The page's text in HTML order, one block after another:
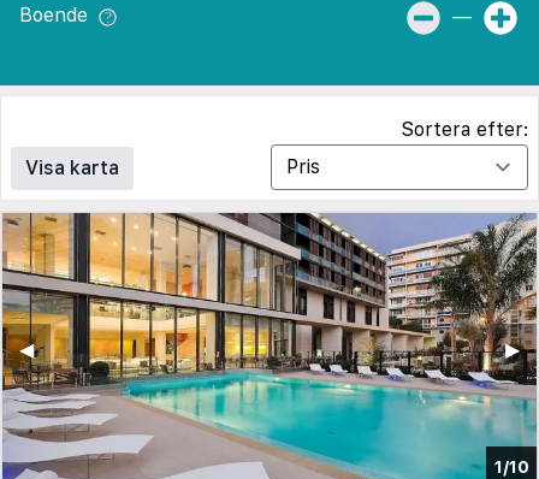
Boende —
Visa karta
Sortera efter:
1/10
▶︎
◀︎